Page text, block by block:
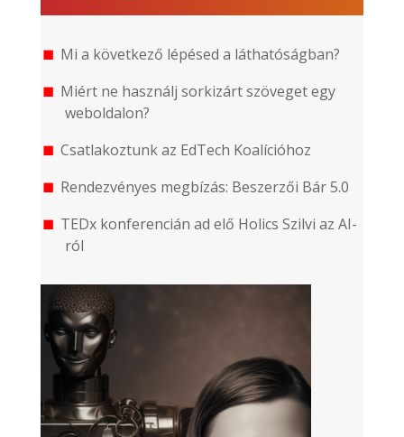
Mi a következő lépésed a láthatóságban?
Miért ne használj sorkizárt szöveget egy
weboldalon?
Csatlakoztunk az EdTech Koalícióhoz
Rendezvényes megbízás: Beszerzői Bár 5.0
TEDx konferencián ad elő Holics Szilvi az AI-
ról